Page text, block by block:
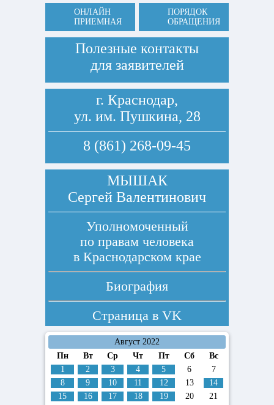
ОНЛАЙН
ПРИЕМНАЯ
ПОРЯДОК
ОБРАЩЕНИЯ
Полезные контакты
для заявителей
г. Краснодар,
ул. им. Пушкина, 28
8 (861) 268-09-45
МЫШАК
Сергей Валентинович
Уполномоченный
по правам человека
в Краснодарском крае
Биография
Страница в VK
Август 2022
Пн
Вт Ср Чт Пт Сб
Вс
1
2 3 4 5 6
7
8
9 10 11 12 13
14
15
16 17 18 19 20 21